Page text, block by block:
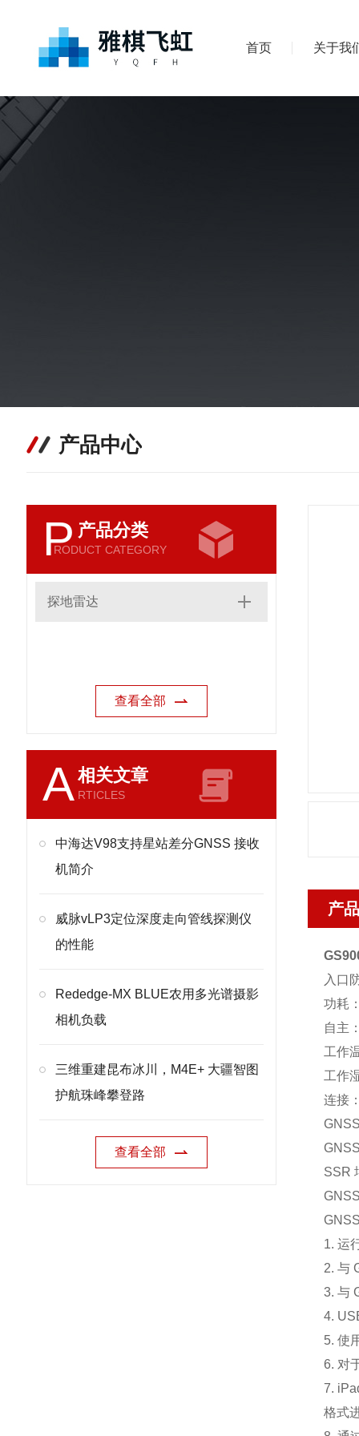
首页 关于我
产品中心
P 产品分类
RODUCT CATEGORY
探地雷达
查看全部
A相关文章
RTICLES
中海达V98支持星站差分GNSS 接收
机简介
威脉vLP3定位深度走向管线探测仪
的性能
Rededge-MX BLUE农用多光谱摄影
相机负载
三维重建昆布冰川，M4E+ 大疆智图
护航珠峰攀登路
查看全部
产
入口
功耗
自主
工作
工作
连接
SSR
1. 运
2. 与
3. 与
4.
5. 使
6. 对
7.
格式